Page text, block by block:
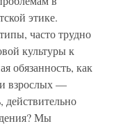
этике.
часто трудно
культуры к
обязанность, как
взрослых —
действительно
Мы